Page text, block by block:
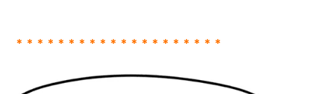
＊＊＊＊＊＊＊＊＊＊＊＊＊＊＊＊＊＊＊＊